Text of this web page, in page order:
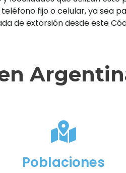
fijo o celular, ya sea
de extorsión desde este
Poblaciones